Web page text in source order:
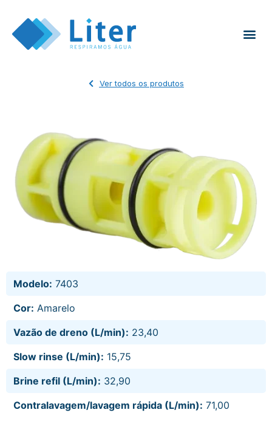
Ver todos os produtos
Modelo: 7403
Cor: Amarelo
Vazão de dreno (L/min): 23,40
Slow rinse (L/min): 15,75
Brine refil (L/min): 32,90
Contralavagem/lavagem rápida (L/min): 71,00